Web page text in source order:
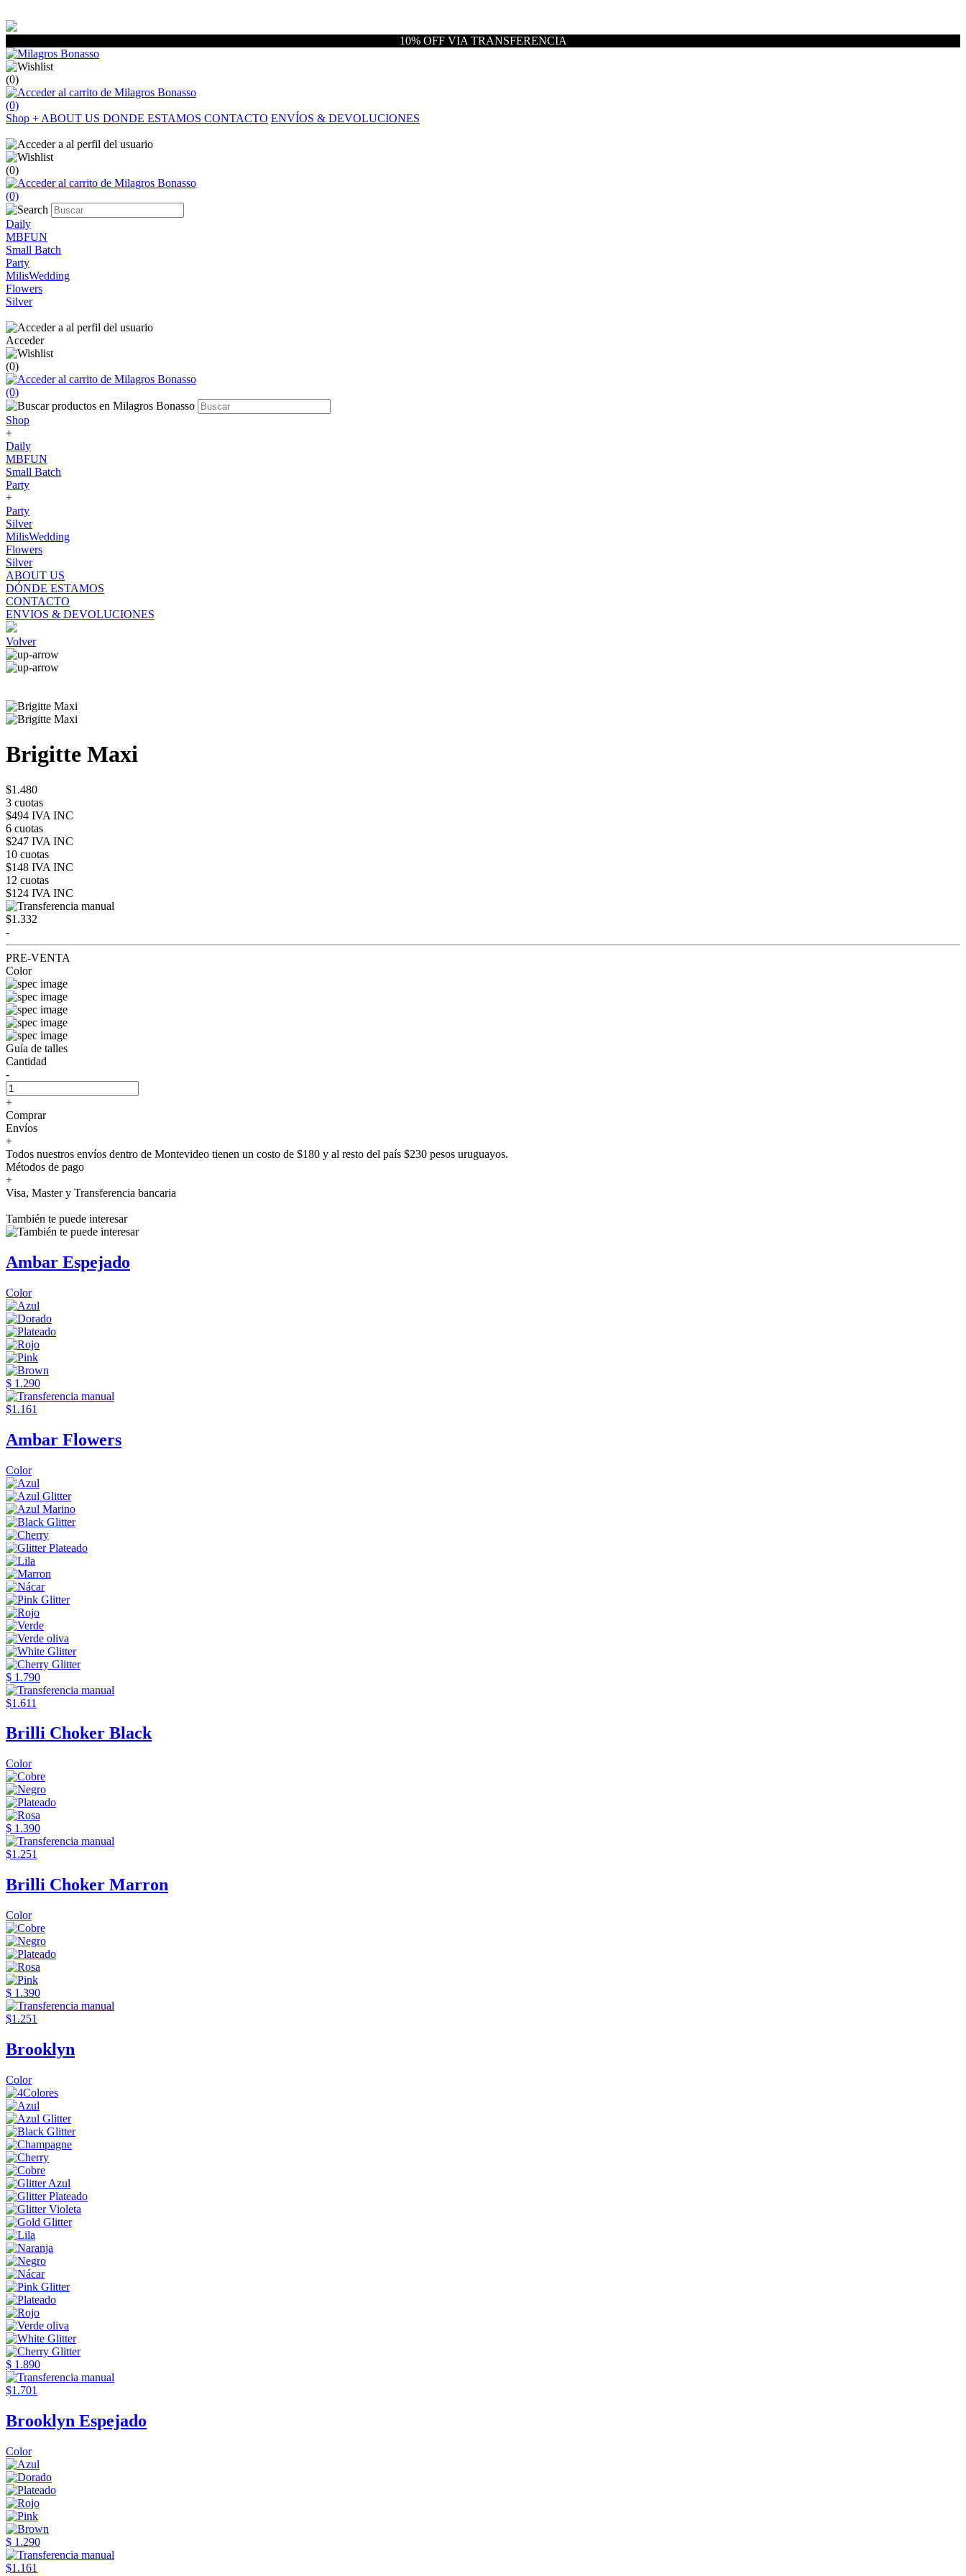
10% OFF VIA TRANSFERENCIA
(0)
(0)
Shop + ABOUT US DONDE ESTAMOS CONTACTO ENVÍOS & DEVOLUCIONES
(0)
(0)
Daily
MBFUN
Small Batch
Party
MilisWedding
Flowers
Silver
Acceder
(0)
(0)
Shop
+
Daily
MBFUN
Small Batch
Party
+
Party
Silver
MilisWedding
Flowers
Silver
ABOUT US
DÓNDE ESTAMOS
CONTACTO
ENVIOS & DEVOLUCIONES
Volver
Brigitte Maxi
$1.480
3 cuotas
$494 IVA INC
6 cuotas
$247 IVA INC
10 cuotas
$148 IVA INC
12 cuotas
$124 IVA INC
$1.332
-
PRE-VENTA
Color
Guía de talles
Cantidad
-
+
Comprar
Envíos
+
Todos nuestros envíos dentro de Montevideo tienen un costo de $180 y al resto del país $230 pesos uruguayos.
Métodos de pago
+
Visa, Master y Transferencia bancaria
También te puede interesar
Ambar Espejado
Color
$ 1.290
$1.161
Ambar Flowers
Color
$ 1.790
$1.611
Brilli Choker Black
Color
$ 1.390
$1.251
Brilli Choker Marron
Color
$ 1.390
$1.251
Brooklyn
Color
$ 1.890
$1.701
Brooklyn Espejado
Color
$ 1.290
$1.161